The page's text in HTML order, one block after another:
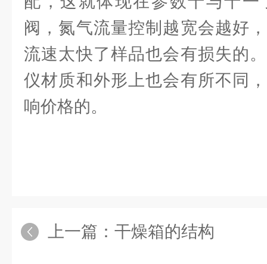
阀，氮气流量控制越宽会越好
流速太快了样品也会有损失的
仪材质和外形上也会有所不同
响价格的。
上一篇： 干燥箱的结构